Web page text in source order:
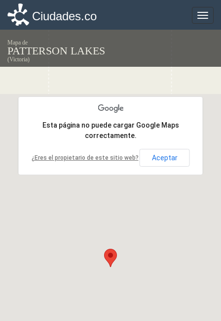
Toggle
Ciudades.co
Mapa de
PATTERSON LAKES
(Victoria)
Esta página no puede cargar Google Maps
correctamente.
¿Eres el propietario de este sitio web? Aceptar
Esta página no puede cargar Google Maps
correctamente.
¿Eres el propietario de este sitio web? Aceptar
Toggle
Ciudades.co